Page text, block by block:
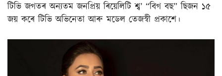
টিভি জগতৰ অন্যতম জনপ্ৰিয় ৰিয়েলিটি শ্ব’ “বিগ বছ” ছিজন ১৫
জয় কৰে টিভি অভিনেতা আৰু মডেল তেজস্বী প্ৰকাশে।